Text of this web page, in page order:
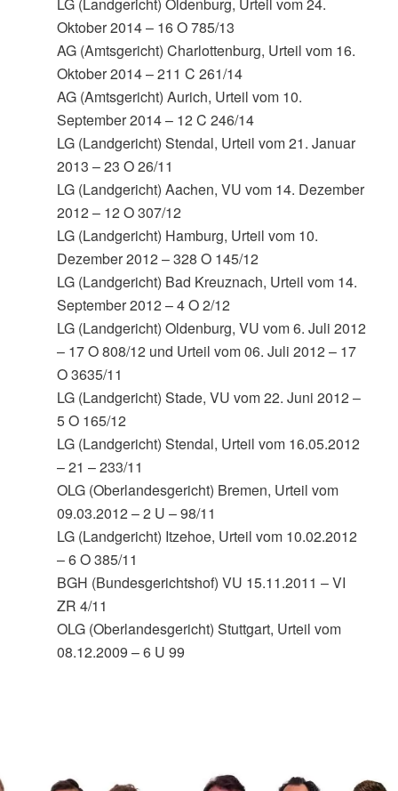
Oktober 2014 – 16 O 785/13
AG (Amtsgericht) Charlottenburg, Urteil vom 16.
Oktober 2014 – 211 C 261/14
AG (Amtsgericht) Aurich, Urteil vom 10.
September 2014 – 12 C 246/14
LG (Landgericht) Stendal, Urteil vom 21. Januar
2013 – 23 O 26/11
LG (Landgericht) Aachen, VU vom 14. Dezember
2012 – 12 O 307/12
LG (Landgericht) Hamburg, Urteil vom 10.
Dezember 2012 – 328 O 145/12
LG (Landgericht) Bad Kreuznach, Urteil vom 14.
September 2012 – 4 O 2/12
LG (Landgericht) Oldenburg, VU vom 6. Juli 2012
– 17 O 808/12 und Urteil vom 06. Juli 2012 – 17
O 3635/11
LG (Landgericht) Stade, VU vom 22. Juni 2012 –
5 O 165/12
LG (Landgericht) Stendal, Urteil vom 16.05.2012
– 21 – 233/11
OLG (Oberlandesgericht) Bremen, Urteil vom
09.03.2012 – 2 U – 98/11
LG (Landgericht) Itzehoe, Urteil vom 10.02.2012
– 6 O 385/11
BGH (Bundesgerichtshof) VU 15.11.2011 – VI
ZR 4/11
OLG (Oberlandesgericht) Stuttgart, Urteil vom
08.12.2009 – 6 U 99